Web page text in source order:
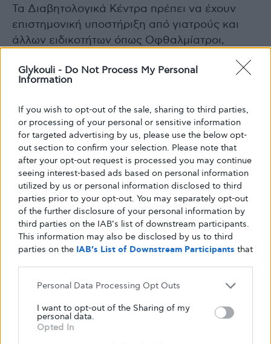
Glykouli - Do Not Process My Personal
Information
If you wish to opt-out of the sale, sharing to third parties,
or processing of your personal or sensitive information
for targeted advertising by us, please use the below opt-
out section to confirm your selection. Please note that
after your opt-out request is processed you may continue
seeing interest-based ads based on personal information
utilized by us or personal information disclosed to third
parties prior to your opt-out. You may separately opt-out
of the further disclosure of your personal information by
third parties on the IAB’s list of downstream participants.
This information may also be disclosed by us to third
parties on the IAB’s List of Downstream Participants that
Personal Data Processing Opt Outs
I want to opt-out of the Sharing of my
personal data.
Opted In
Τα Διαβητολογικά Κέντρα πρέπει να έχουν
επιστημονική υποστήριξη από γιατρούς και
άλλων ειδικοτήτων όπως Οφθαλμίατροι,
Νευρολόγοι, Καρδιολόγοι, Ορθοπεδικοί, και
Διαιτολόγοι, Κοινωνικοί Λειτουργοί,
Φυσιοθεραπευτές, και Νοσηλευτικό
προσωπικό του Νοσοκομείο.
Εξοπλισμός
Ο εξοπλισμός των Διαβητολογικών Κέντρων
πρέπει να περιλαμβάνει:
-Δύο τουλάχιστον μετρητές για την άμεση
μέτρηση του σακχάρου αίματος, με τη χρήση
ταινιών, σκαριφιστήρες, σύριγγες,